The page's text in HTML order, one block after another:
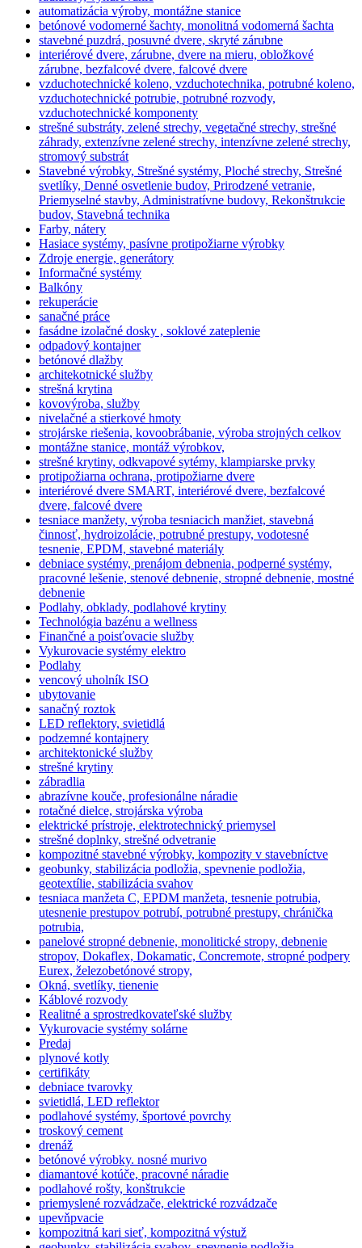
automatizácia výroby, montážne stanice
betónové vodomerné šachty, monolitná vodomerná šachta
stavebné puzdrá, posuvné dvere, skryté zárubne
interiérové dvere, zárubne, dvere na mieru, obložkové
zárubne, bezfalcové dvere, falcové dvere
vzduchotechnické koleno, vzduchotechnika, potrubné koleno,
vzduchotechnické potrubie, potrubné rozvody,
vzduchotechnické komponenty
strešné substráty, zelené strechy, vegetačné strechy, strešné
záhrady, extenzívne zelené strechy, intenzívne zelené strechy,
stromový substrát
Stavebné výrobky, Strešné systémy, Ploché strechy, Strešné
svetlíky, Denné osvetlenie budov, Prirodzené vetranie,
Priemyselné stavby, Administratívne budovy, Rekonštrukcie
budov, Stavebná technika
Farby, nátery
Hasiace systémy, pasívne protipožiarne výrobky
Zdroje energie, generátory
Informačné systémy
Balkóny
rekuperácie
sanačné práce
fasádne izolačné dosky , soklové zateplenie
odpadový kontajner
betónové dlažby
architekotnické služby
strešná krytina
kovovýroba, služby
nivelačné a stierkové hmoty
strojárske riešenia, kovoobrábanie, výroba strojných celkov
montážne stanice, montáž výrobkov,
strešné krytiny, odkvapové sytémy, klampiarske prvky
protipožiarna ochrana, protipožiarne dvere
interiérové dvere SMART, interiérové dvere, bezfalcové
dvere, falcové dvere
tesniace manžety, výroba tesniacich manžiet, stavebná
činnosť, hydroizolácie, potrubné prestupy, vodotesné
tesnenie, EPDM, stavebné materiály
debniace systémy, prenájom debnenia, podperné systémy,
pracovné lešenie, stenové debnenie, stropné debnenie, mostné
debnenie
Podlahy, obklady, podlahové krytiny
Technológia bazénu a wellness
Finančné a poisťovacie služby
Vykurovacie systémy elektro
Podlahy
vencový uholník ISO
ubytovanie
sanačný roztok
LED reflektory, svietidlá
podzemné kontajnery
architektonické služby
strešné krytiny
zábradlia
abrazívne kouče, profesionálne náradie
rotačné dielce, strojárska výroba
elektrické prístroje, elektrotechnický priemysel
strešné doplnky, strešné odvetranie
kompozitné stavebné výrobky, kompozity v stavebníctve
geobunky, stabilizácia podložia, spevnenie podložia,
geotextílie, stabilizácia svahov
tesniaca manžeta C, EPDM manžeta, tesnenie potrubia,
utesnenie prestupov potrubí, potrubné prestupy, chránička
potrubia,
panelové stropné debnenie, monolitické stropy, debnenie
stropov, Dokaflex, Dokamatic, Concremote, stropné podpery
Eurex, železobetónové stropy,
Okná, svetlíky, tienenie
Káblové rozvody
Realitné a sprostredkovateľské služby
Vykurovacie systémy solárne
Predaj
plynové kotly
certifikáty
debniace tvarovky
svietidlá, LED reflektor
podlahové systémy, športové povrchy
troskový cement
drenáž
betónové výrobky. nosné murivo
diamantové kotúče, pracovné náradie
podlahové rošty, konštrukcie
priemyslené rozvádzače, elektrické rozvádzače
upevňpvacie
kompozitná kari sieť, kompozitná výstuž